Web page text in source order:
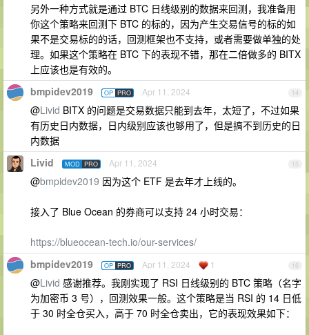
另外一种方式就是通过 BTC 日线级别的数据来回测，我准备用
你这个策略来回测下 BTC 的标的，因为产生交易信号的标的如
果不是交易标的的话，回测框架也不支持，或者需要做单独的处
理。如果这个策略在 BTC 下的表现不错，那在二倍做多的 BITX
上应该也是有效的。
14
bmpidev2019 OP PRO Apr 11, 2024
@Livid BITX 的问题是交易数据只能到去年，太短了，不过如果
有历史日内数据，日内级别应该也够用了，但是搞不到历史的日
内数据
15
Livid MOD PRO Apr 11, 2024
@bmpidev2019 因为这个 ETF 是去年才上线的。
接入了 Blue Ocean 的券商可以支持 24 小时交易：
https://blueocean-tech.io/our-services/
16
bmpidev2019 OP PRO Apr 11, 2024 1
@Livid 感谢推荐。我刚实现了 RSI 日线级别的 BTC 策略（名字
为加密币 3 号），回测效果一般。这个策略是当 RSI 的 14 日低
于 30 时全仓买入，高于 70 时全仓卖出，它的表现效果如下：